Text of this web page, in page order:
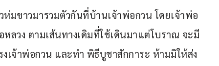
ห่มขาวมารวมตัวกันที่บ้านเจ้าพ่อกวน โดยเจ้าพ่อ
วง ตามเส้นทางเดิมที่ใช้เดินมาแต่โบราณ จะมี
เจ้าพ่อกวน และทำ พิธีบูชาสักการะ ห้ามมิให้ส่ง